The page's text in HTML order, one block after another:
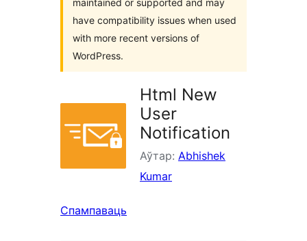
maintained or supported and may
have compatibility issues when used
with more recent versions of
WordPress.
Html New
User
Notification
Аўтар: Abhishek
Kumar
Спампаваць